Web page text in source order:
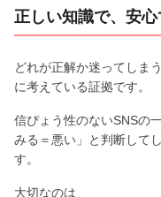
正しい知識で、安
どれが正解か迷ってしま
に考えている証拠です。
信ぴょう性のないSNSの
みる＝悪い」と判断して
す。
大切なのは